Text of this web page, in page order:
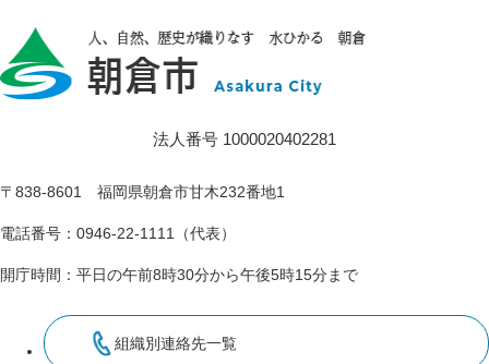
法人番号 1000020402281
〒838-8601 福岡県朝倉市甘木232番地1
電話番号：0946-22-1111（代表）
開庁時間：平日の午前8時30分から午後5時15分まで
組織別連絡先一覧